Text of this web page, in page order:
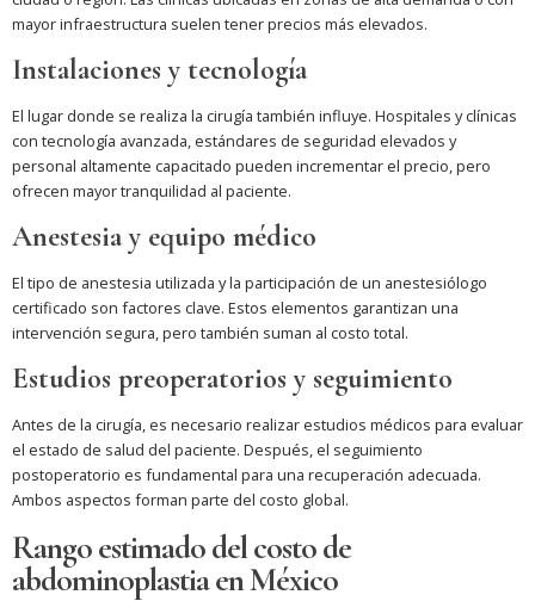
mayor infraestructura suelen tener precios más elevados.
Instalaciones y tecnología
El lugar donde se realiza la cirugía también influye. Hospitales y clínicas
con tecnología avanzada, estándares de seguridad elevados y
personal altamente capacitado pueden incrementar el precio, pero
ofrecen mayor tranquilidad al paciente.
Anestesia y equipo médico
El tipo de anestesia utilizada y la participación de un anestesiólogo
certificado son factores clave. Estos elementos garantizan una
intervención segura, pero también suman al costo total.
Estudios preoperatorios y seguimiento
Antes de la cirugía, es necesario realizar estudios médicos para evaluar
el estado de salud del paciente. Después, el seguimiento
postoperatorio es fundamental para una recuperación adecuada.
Ambos aspectos forman parte del costo global.
Rango estimado del costo de
abdominoplastia en México